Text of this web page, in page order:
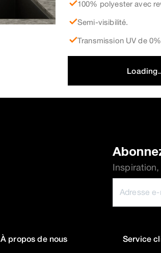
100% polyester avec
Semi-visibilité.
Transmission UV de
À propos de nous Service